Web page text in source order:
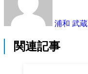
浦和 武蔵
関連記事